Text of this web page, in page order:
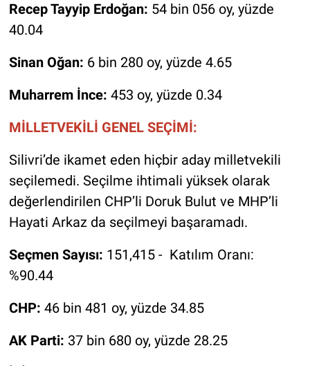
Recep Tayyip Erdoğan: 54 bin 056 oy, yüzde
40.04
Sinan Oğan: 6 bin 280 oy, yüzde 4.65
Muharrem İnce: 453 oy, yüzde 0.34
MİLLETVEKİLİ GENEL SEÇİMİ:
Silivri’de ikamet eden hiçbir aday milletvekili
seçilemedi. Seçilme ihtimali yüksek olarak
değerlendirilen CHP’li Doruk Bulut ve MHP’li
Hayati Arkaz da seçilmeyi başaramadı.
Seçmen Sayısı: 151,415 - Katılım Oranı:
%90.44
CHP: 46 bin 481 oy, yüzde 34.85
AK Parti: 37 bin 680 oy, yüzde 28.25